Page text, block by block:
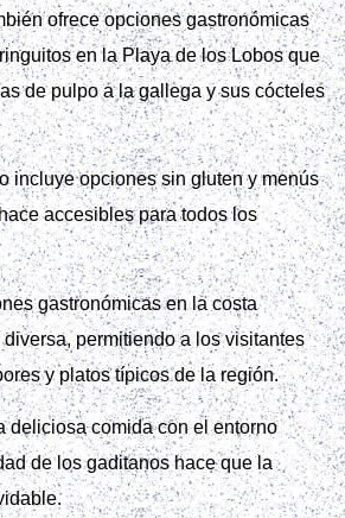
ofrece opciones gastronómicas
en la Playa de los Lobos que
de pulpo a la gallega y sus cócteles
incluye opciones sin gluten y menús
accesibles para todos los
gastronómicas en la costa
permitiendo a los visitantes
y platos típicos de la región.
deliciosa comida con el entorno
de los gaditanos hace que la